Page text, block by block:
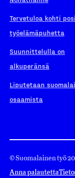
Tervetuloa kohti
työelämäpuhetta
Suunnittelulla on
alkuperänsä
Liputetaan
osaamista
© Suomalainen työ
Anna palautetta